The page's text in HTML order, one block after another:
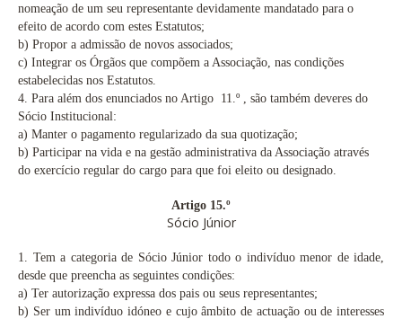
nomeação de um seu representante devidamente mandatado para o
efeito de acordo com estes Estatutos;
b) Propor a admissão de novos associados;
c) Integrar os Órgãos que compõem a Associação, nas condições
estabelecidas nos Estatutos.
4. Para além dos enunciados no Artigo 11.º
, são também deveres do
Sócio Institucional:
a) Manter o pagamento regularizado da sua quotização;
b) Participar na vida e na gestão administrativa da Associação através
do exercício regular do cargo para que foi eleito ou designado.
Artigo 15.º
Sócio Júnior
1.
Tem a categoria de Sócio Júnior todo o indivíduo menor de idade,
desde que preencha as seguintes condições:
a) Ter autorização expressa dos pais ou seus representantes;
b) Ser um indivíduo idóneo e cujo âmbito de actuação ou de interesses